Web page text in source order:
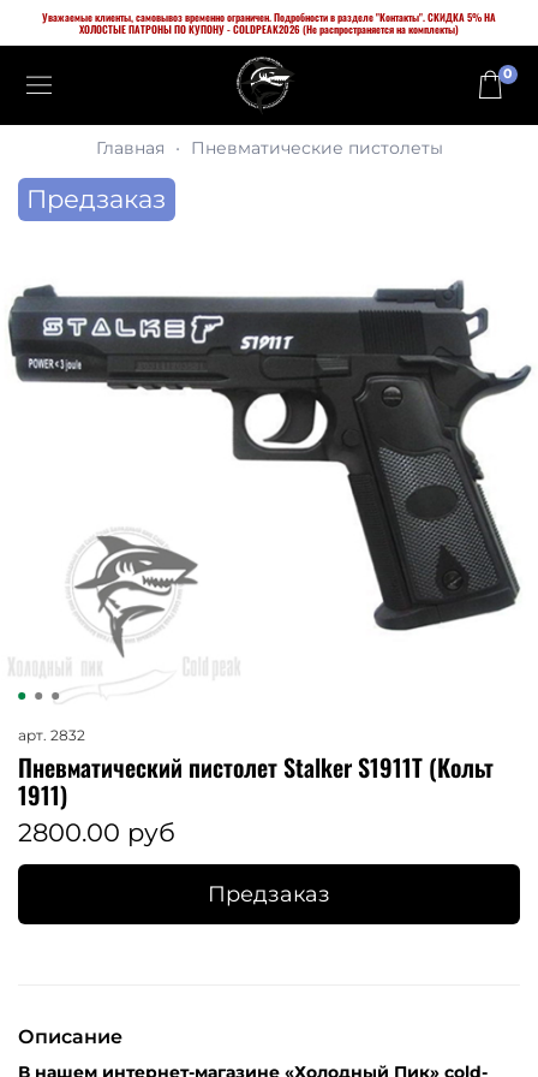
Уважаемые клиенты, самовывоз временно ограничен. Подробности в разделе "Контакты". СКИДКА 5% НА
ХОЛОСТЫЕ ПАТРОНЫ ПО КУПОНУ - COLDPEAK2026 (Не распространяется на комплекты)
0
Главная Пневматические пистолеты
Предзаказ
арт. 2832
Пневматический пистолет Stalker S1911T (Кольт
1911)
2800.00 руб
Предзаказ
Описание
В нашем интернет-магазине «Холодный Пик» cold-